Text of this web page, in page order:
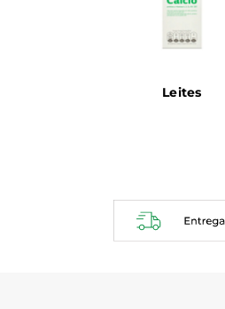
Leites